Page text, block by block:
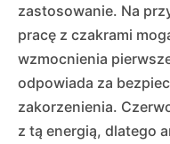
zastosowanie. Na
pracę z czakrami
wzmocnienia
odpowiada za
zakorzenienia.
z tą energią, dlatego